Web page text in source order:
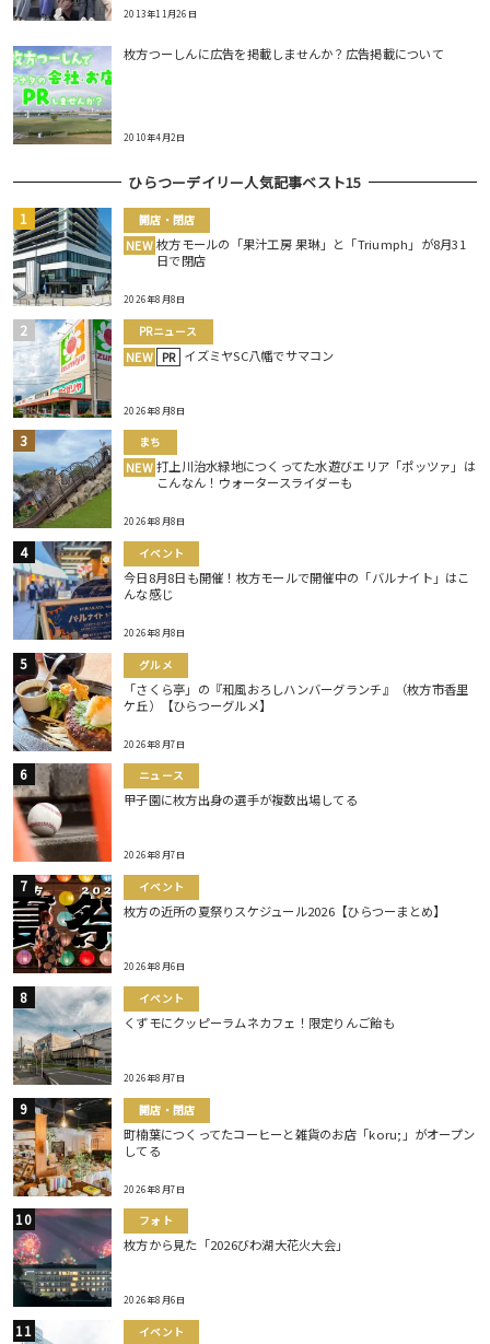
2013年11月26日
枚方つーしんに広告を掲載しませんか？広告掲載について
2010年4月2日
ひらつーデイリー人気記事ベスト15
開店・閉店
NEW 枚方モールの「果汁工房 果琳」と「Triumph」が8月31
日で閉店
2026年8月8日
PRニュース
NEW PR イズミヤSC八幡でサマコン
2026年8月8日
まち
NEW 打上川治水緑地につくってた水遊びエリア「ポッツァ」は
こんなん！ウォータースライダーも
2026年8月8日
イベント
今日8月8日も開催！枚方モールで開催中の「バルナイト」はこ
んな感じ
2026年8月8日
グルメ
「さくら亭」の『和風おろしハンバーグランチ』（枚方市香里
ケ丘）【ひらつーグルメ】
2026年8月7日
ニュース
甲子園に枚方出身の選手が複数出場してる
2026年8月7日
イベント
枚方の近所の夏祭りスケジュール2026【ひらつーまとめ】
2026年8月6日
イベント
くずモにクッピーラムネカフェ！限定りんご飴も
2026年8月7日
開店・閉店
町楠葉につくってたコーヒーと雑貨のお店「koru;」がオープン
してる
2026年8月7日
フォト
枚方から見た「2026びわ湖大花火大会」
2026年8月6日
イベント